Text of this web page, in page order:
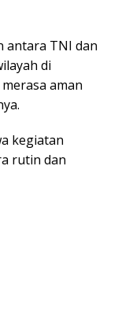
antara TNI dan
di
aman
kegiatan
rutin dan